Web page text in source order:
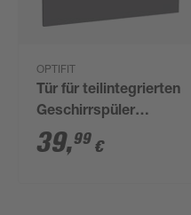
OPTIFIT
Tür für teilintegrierten
Geschirrspüler
'Optikomfort
Ingvar420' anthrazit
39,99 €